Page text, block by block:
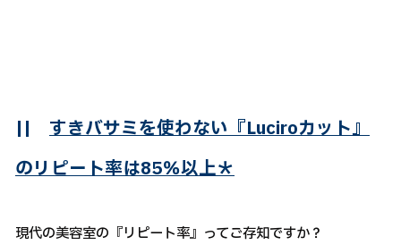
|| すきバサミを使わない『Luciroカット』
のリピート率は85％以上＊
現代の美容室の『リピート率』ってご存知ですか？